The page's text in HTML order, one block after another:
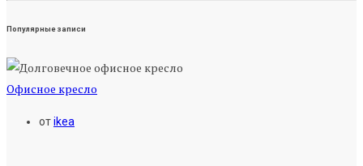
Популярные записи
Офисное кресло
отikea